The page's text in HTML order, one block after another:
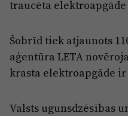
traucēta
Šobrīd tiek atjaunots
aģentūra LETA
krasta elektroapgāde
Valsts ugunsdzēsības